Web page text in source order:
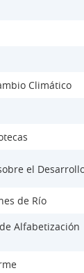
Climático
el
de Río
Alfabetización